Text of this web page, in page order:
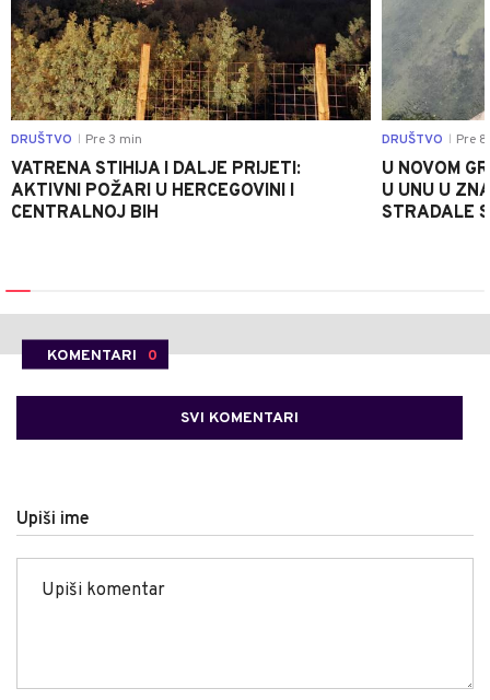
DRUŠTVO Pre 3 min
VATRENA STIHIJA I DALJE PRIJETI:
AKTIVNI POŽARI U HERCEGOVINI I
CENTRALNOJ BIH
DRUŠTVO Pre
U NOVOM
U UNU U
STRADALE
KOMENTARI 0
SVI KOMENTARI
Upiši ime